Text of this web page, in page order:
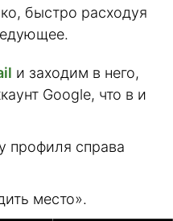
быстро расходуя
и заходим в него,
Google, что в и
профиля справа
место».